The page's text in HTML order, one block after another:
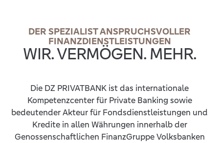
WIR. VERMÖGEN. MEHR.
DER SPEZIALIST ANSPRUCHSVOLLER
FINANZDIENSTLEISTUNGEN
Die DZ PRIVATBANK ist das internationale
Kompetenzcenter für Private Banking sowie
bedeutender Akteur für Fondsdienstleistungen und
Kredite in allen Währungen innerhalb der
Genossenschaftlichen FinanzGruppe Volksbanken